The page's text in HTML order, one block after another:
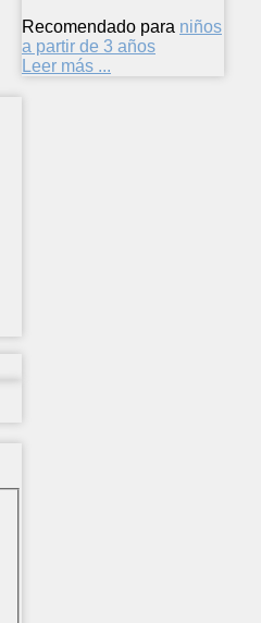
Recomendado para niños
a partir de 3 años
Leer más ...